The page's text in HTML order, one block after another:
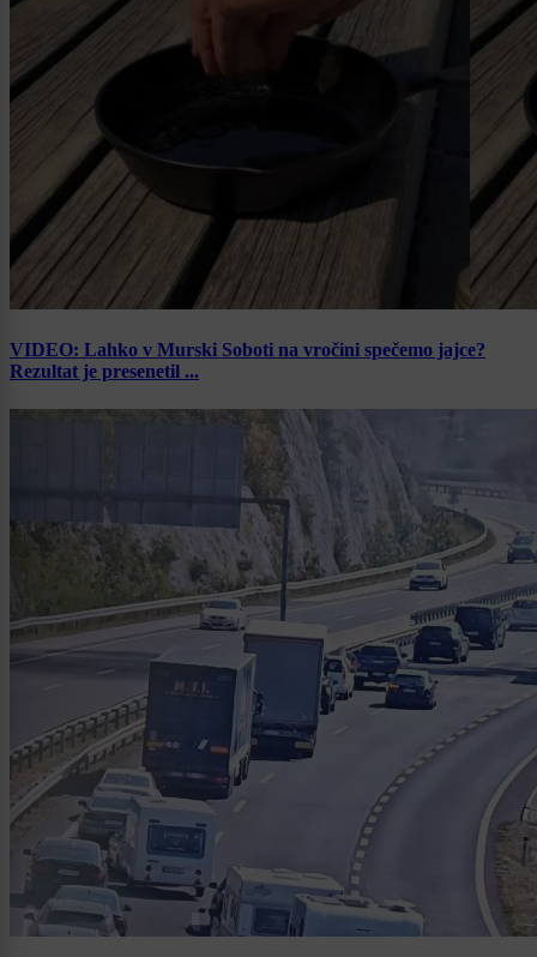
VIDEO: Lahko v Murski Soboti na vročini spečemo jajce?
Rezultat je presenetil ...